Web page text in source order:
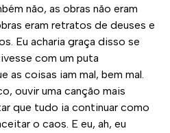
não, as obras não eram
eram retratos de deuses e
Eu acharia graça disso se
com um puta
as coisas iam mal, bem mal.
ouvir uma canção mais
que tudo ia continuar como
o caos. E eu, ah, eu